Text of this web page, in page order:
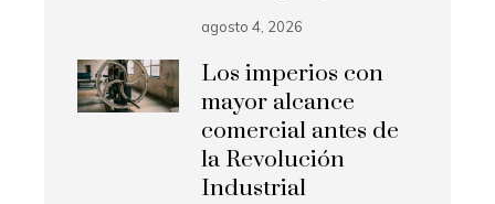
agosto 4, 2026
Los imperios con
mayor alcance
comercial antes de
la Revolución
Industrial